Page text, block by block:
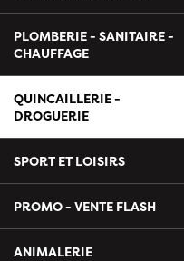
PLOMBERIE - SANITAIRE -
CHAUFFAGE
QUINCAILLERIE -
DROGUERIE
SPORT ET LOISIRS
PROMO - VENTE FLASH
ANIMALERIE